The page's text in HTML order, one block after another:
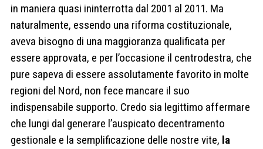
in maniera quasi ininterrotta dal 2001 al 2011. Ma
naturalmente, essendo una riforma costituzionale,
aveva bisogno di una maggioranza qualificata per
essere approvata, e per l’occasione il centrodestra, che
pure sapeva di essere assolutamente favorito in molte
regioni del Nord, non fece mancare il suo
indispensabile supporto. Credo sia legittimo affermare
che lungi dal generare l’auspicato decentramento
gestionale e la semplificazione delle nostre vite, la